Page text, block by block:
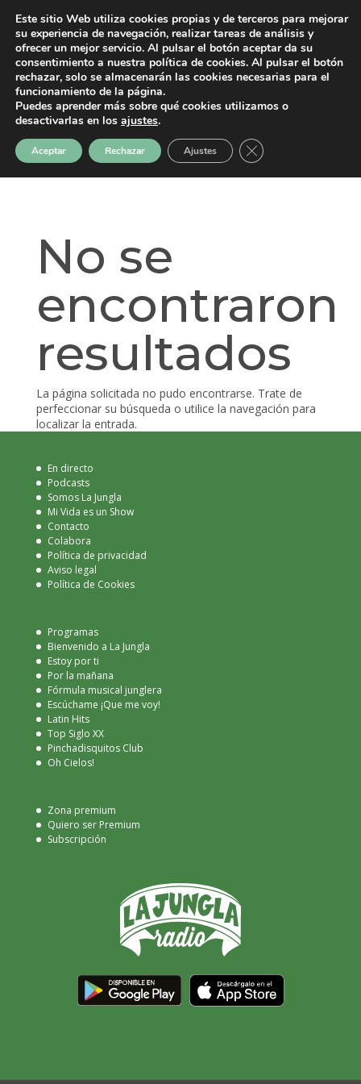
2026
No se
encontraron
resultados
La página solicitada no pudo encontrarse. Trate de
perfeccionar su búsqueda o utilice la navegación para
localizar la entrada.
En directo
Podcasts
Somos La Jungla
Mi Vida es un Show
Contacto
Colabora
Política de privacidad
Aviso legal
Política de Cookies
Programas
Bienvenido a La Jungla
Estoy por ti
Por la mañana
Fórmula musical junglera
Escúchame ¡Que me voy!
Latin Hits
Top Siglo XX
Pinchadisquitos Club
Oh Cielos!
Zona premium
Quiero ser Premium
Subscripción
Este sitio Web utiliza cookies propias y de terceros para mejorar
su experiencia de navegación, realizar tareas de análisis y
ofrecer un mejor servicio. Al pulsar el botón aceptar da su
consentimiento a nuestra política de cookies. Al pulsar el botón
rechazar, solo se almacenarán las cookies necesarias para el
funcionamiento de la página.
Puedes aprender más sobre qué cookies utilizamos o
desactivarlas en los ajustes.
Aceptar Rechazar Ajustes Cerrar el banner de